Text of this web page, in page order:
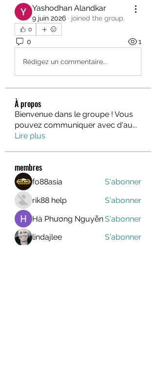
Yashodhan Alandkar
9 juin 2026 · joined the group.
0
0 1
Rédigez un commentaire...
À propos
Bienvenue dans le groupe ! Vous
pouvez communiquer avec d'au...
Lire plus
membres
fo88asia
S'abonner
rik88 help
S'abonner
Hà Phương NguyễnS'abonner
lindajlee
S'abonner